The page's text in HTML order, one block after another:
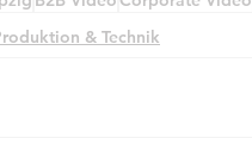
& Technik